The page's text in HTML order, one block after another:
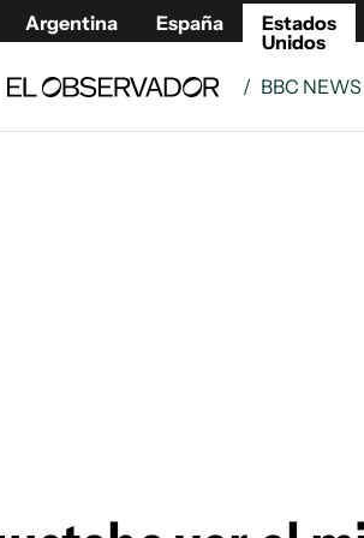
Argentina España
Estados
Unidos
/ BBC